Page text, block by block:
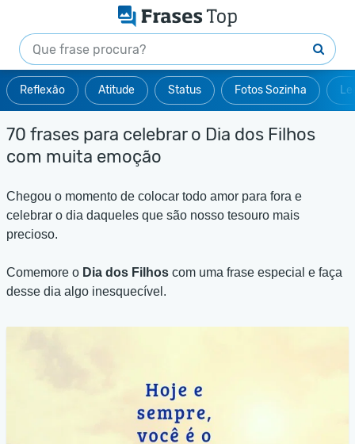
Reflexão Atitude Status Fotos Sozinha
70 frases para celebrar o Dia dos Filhos
com muita emoção
Chegou o momento de colocar todo amor para fora e
celebrar o dia daqueles que são nosso tesouro mais
precioso.
Comemore o Dia dos Filhos com uma frase especial e faça
desse dia algo inesquecível.